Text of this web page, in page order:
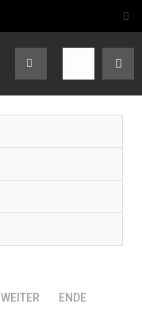
WEITER ENDE